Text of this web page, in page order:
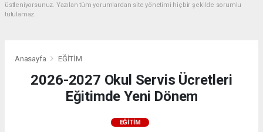
üstleniyorsunuz. Yazılan tüm yorumlardan site yönetimi hiçbir şekilde sorumlu
tutulamaz.
Anasayfa EĞİTİM
2026-2027 Okul Servis Ücretleri
Eğitimde Yeni Dönem
EĞİTİM